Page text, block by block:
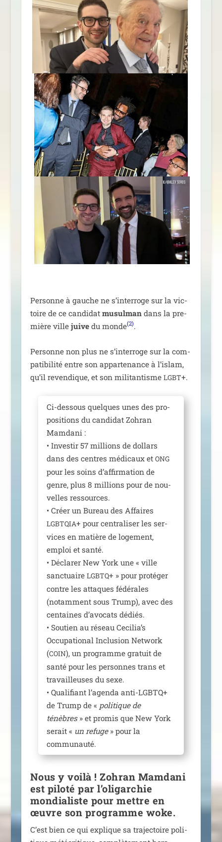
Personne à gauche ne s’in­ter­roge sur la vic­
toire de ce can­di­dat musul­mandans la pre­
mière ville juivedu monde(2).
Personne non plus ne s’in­ter­roge sur la com­
pa­ti­bi­li­té entre son appar­te­nance à l’is­lam,
qu’il reven­dique, et son mili­tan­tisme LGBT+.
Ci-des­sous quelques unes des pro­
po­si­tions du can­di­dat Zohran
Mamdani :
• Investir 57 mil­lions de dol­lars
dans des centres médi­caux etONG
pour les soins d’af­fir­ma­tion de
genre, plus 8 mil­lions pour de nou­
velles res­sources.
• Créer un Bureau des Affaires
LGBTQIA+ pour cen­tra­li­ser les ser­
vices en matière de loge­ment,
emploi et san­té.
• Déclarer New York une « ville
sanc­tuaireLGBTQ+ » pour pro­té­ger
contre les attaques fédé­rales
(notam­ment sous Trump), avec des
cen­taines d’a­vo­cats dédiés.
• Soutien au réseau Cecilia’s
Occupational Inclusion Network
(COIN), un pro­gramme gra­tuit de
san­té pour les per­sonnes trans et
tra­vailleuses du sexe.
• Qualifiant l’a­gen­da anti-LGBTQ+
de Trump de « poli­tique de
ténèbres» et pro­mis que New York
serait « un refuge» pour la
communauté.
Nous y voilà ! Zohran Mamdani
est piloté par l’oligarchie
mondialiste pour mettre en
œuvre son programme woke.
C’est bien ce qui explique sa tra­jec­toire poli­